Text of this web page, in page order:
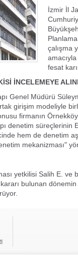
İzmir İl
çalışma
fesat
İNCELEMEYE
Genel Müdürü
girişim modeliyle
firmanın
denetim süreçlerinin
hem de denetim
mekanizması"
yetkilisi Salih E. ve
kararı bulunan